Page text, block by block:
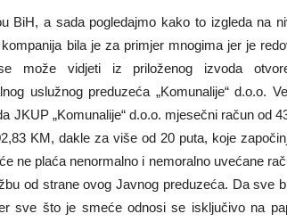
BiH, a sada pogledajmo kako to izgleda na
bila je za primjer mnogima jer je
može vidjeti iz priloženog izvoda
uslužnog preduzeća „Komunalije“ d.o.o.
JKUP „Komunalije“ d.o.o. mjesečni račun od
KM, dakle za više od 20 puta, koje
ne plaća nenormalno i nemoralno uvećane
od strane ovog Javnog preduzeća. Da sve
sve što je smeće odnosi se isključivo na